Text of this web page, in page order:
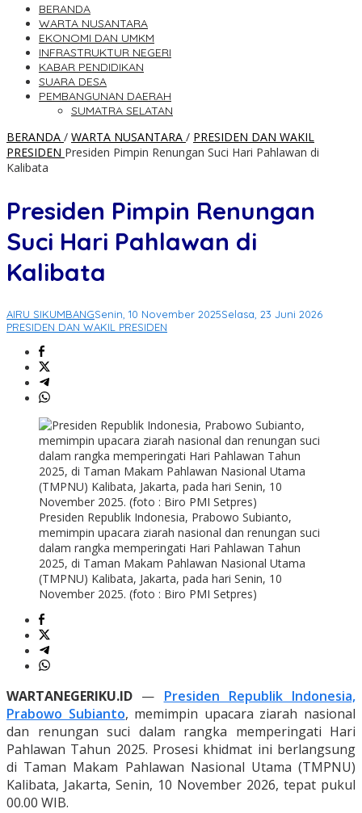
BERANDA
WARTA NUSANTARA
EKONOMI DAN UMKM
INFRASTRUKTUR NEGERI
KABAR PENDIDIKAN
SUARA DESA
PEMBANGUNAN DAERAH
SUMATRA SELATAN
BERANDA / WARTA NUSANTARA / PRESIDEN DAN WAKIL
PRESIDEN Presiden Pimpin Renungan Suci Hari Pahlawan di
Kalibata
Presiden Pimpin Renungan
Suci Hari Pahlawan di
Kalibata
AIRU SIKUMBANGSenin, 10 November 2025Selasa, 23 Juni 2026
PRESIDEN DAN WAKIL PRESIDEN
Presiden Republik Indonesia, Prabowo Subianto,
memimpin upacara ziarah nasional dan renungan suci
dalam rangka memperingati Hari Pahlawan Tahun
2025, di Taman Makam Pahlawan Nasional Utama
(TMPNU) Kalibata, Jakarta, pada hari Senin, 10
November 2025. (foto : Biro PMI Setpres)
WARTANEGERIKU.ID — Presiden Republik Indonesia,
Prabowo Subianto, memimpin upacara ziarah nasional
dan renungan suci dalam rangka memperingati Hari
Pahlawan Tahun 2025. Prosesi khidmat ini berlangsung
di Taman Makam Pahlawan Nasional Utama (TMPNU)
Kalibata, Jakarta, Senin, 10 November 2026, tepat pukul
00.00 WIB.